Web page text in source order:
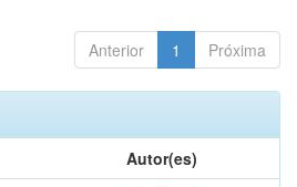
Anterior 1 Próxima
Autor(es)